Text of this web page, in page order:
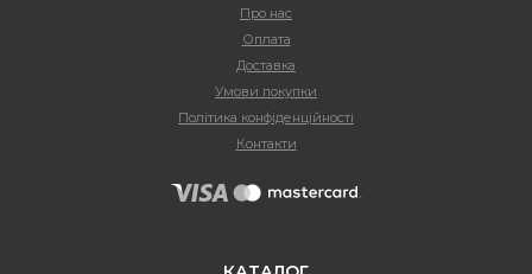
Про нас
Оплата
Доставка
Умови покупки
Політика конфіденційності
Контакти